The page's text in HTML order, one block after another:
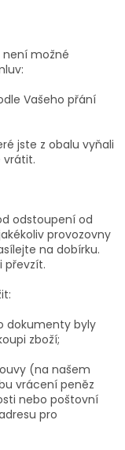
není možné
Vašeho přání
jste z obalu vyňali
vrátit.
odstoupení od
provozovny
na dobírku.
převzít.
dokumenty byly
zboží;
(na našem
vrácení peněz
nebo poštovní
pro